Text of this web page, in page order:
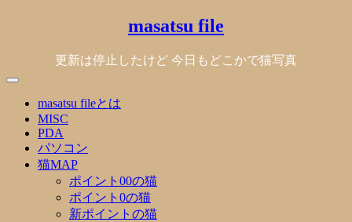
masatsu file
更新は停止したけど 今日もどこかで猫写真
masatsu fileとは
MISC
PDA
パソコン
猫MAP
ポイント00の猫
ポイント0の猫
新ポイントの猫